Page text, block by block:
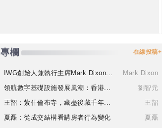
專欄 在線投稿+
IWG創始人兼執行主席Mark Dixon...
Mark Dixon
領航數字基礎設施發展風潮：香港...
劉智元
王韶：紮什倫布寺，藏盡後藏千年...
王韶
夏磊：從成交結構看購房者行為變化
夏磊